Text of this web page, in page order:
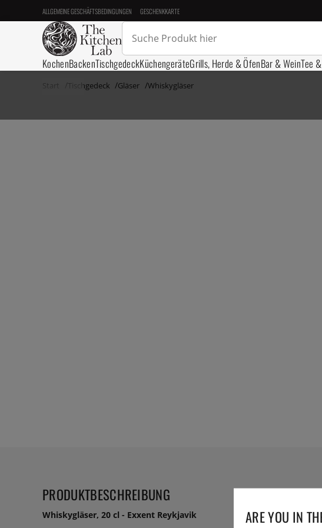
ALLGEMEINE GESCHÄFTSBEDINGUNGEN GESCHENKKARTE
KochenBackenTischgedeckKüchengeräteGrills, Herde & ÖfenBar & WeinTee
Start Tischgedeck Gläser Whiskygläser
PRODUKTBESCHREIBUNG
Whiskygläser, 20 cl - Exxent Reykjavik ARE YOU IN